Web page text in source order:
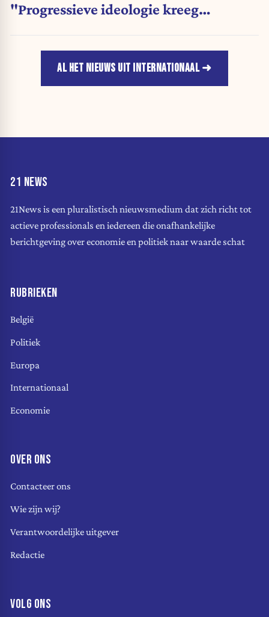
"Progressieve ideologie kreeg
AL HET NIEUWS UIT INTERNATIONAAL
21 NEWS
21News is een pluralistisch nieuwsmedium dat zich richt tot
actieve professionals en iedereen die onafhankelijke
berichtgeving over economie en politiek naar waarde schat
RUBRIEKEN
België
Politiek
Europa
Internationaal
Economie
OVER ONS
Contacteer ons
Wie zijn wij?
Verantwoordelijke uitgever
Redactie
VOLG ONS